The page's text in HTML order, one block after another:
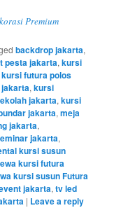
Premium
backdrop jakarta,
pesta jakarta,kursi
kursi futura polos
,kursi
jakarta,kursi
jakarta,meja
jakarta,
jakarta,
kursi susun
kursi futura
kursi susun Futura
jakarta,tv led
| Leave a reply